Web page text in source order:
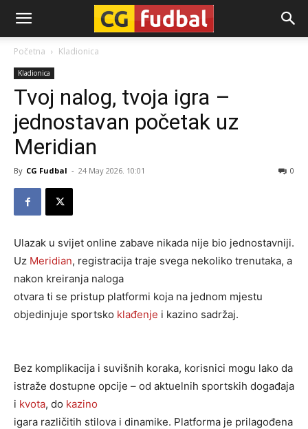
CG-
Fudbal
Početna Kladionica
Kladionica
Tvoj nalog, tvoja igra –
jednostavan početak uz
Meridian
By CG Fudbal - 24 May 2026. 10:01 0
Ulazak u svijet online zabave nikada nije bio jednostavniji.
Uz Meridian, registracija traje svega nekoliko trenutaka, a
nakon kreiranja naloga
otvara ti se pristup platformi koja na jednom mjestu
objedinjuje sportsko klađenje i kazino sadržaj.
Bez komplikacija i suvišnih koraka, korisnici mogu lako da
istraže dostupne opcije – od aktuelnih sportskih događaja
i kvota, do kazino
igara različitih stilova i dinamike. Platforma je prilagođena